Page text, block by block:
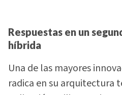
Respuestas en un
híbrida
Una de las mayores
radica en su arquitectura